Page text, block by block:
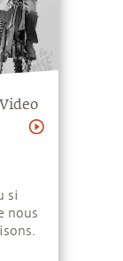
Video
si
nous